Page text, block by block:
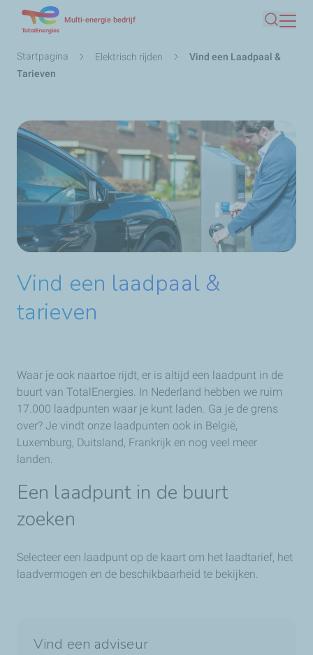
naar
Multi-energie bedrijf
Zoeken
Kruimelpad
Startpagina Elektrisch rijden
Vind een Laadpaal &
Tarieven
Vind een laadpaal &
tarieven
Waar je ook naartoe rijdt, er is altijd een laadpunt in de
buurt van TotalEnergies. In Nederland hebben we ruim
17.000 laadpunten waar je kunt laden. Ga je de grens
over? Je vindt onze laadpunten ook in België,
Luxemburg, Duitsland, Frankrijk en nog veel meer
landen.
Een laadpunt in de buurt
zoeken
Selecteer een laadpunt op de kaart om het laadtarief, het
laadvermogen en de beschikbaarheid te bekijken.
Vind een adviseur